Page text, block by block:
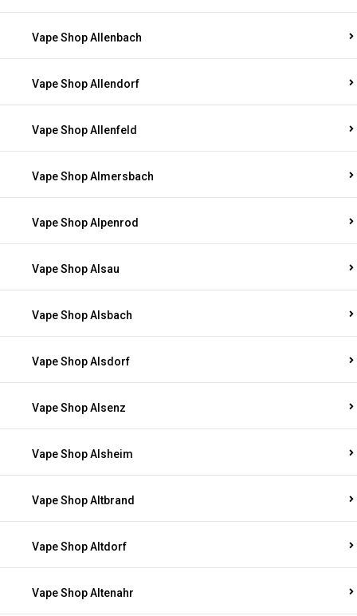
Vape Shop Allenbach
Vape Shop Allendorf
Vape Shop Allenfeld
Vape Shop Almersbach
Vape Shop Alpenrod
Vape Shop Alsau
Vape Shop Alsbach
Vape Shop Alsdorf
Vape Shop Alsenz
Vape Shop Alsheim
Vape Shop Altbrand
Vape Shop Altdorf
Vape Shop Altenahr